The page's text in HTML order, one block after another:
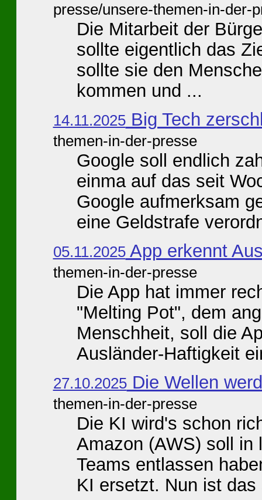
presse/unsere-themen-in-der-
Die Mitarbeit der
sollte eigentlich das
sollte sie den
kommen und ...
14.11.2025Big Tech
themen-in-der-presse
Google soll endlich
einma auf das seit
Google aufmerksam
eine Geldstrafe
05.11.2025App erkennt
themen-in-der-presse
Die App hat immer
"Melting Pot", dem
Menschheit, soll die
Ausländer-Haftigkeit
27.10.2025Die Wellen
themen-in-der-presse
Die KI wird's schon
Amazon (AWS) soll in
Teams entlassen
KI ersetzt. Nun ist